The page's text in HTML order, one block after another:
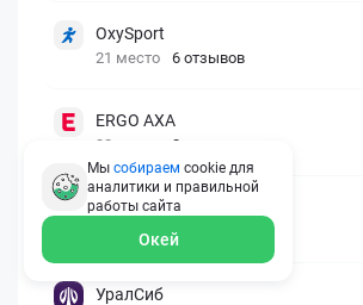
OxySport
21 место 6 отзывов
ERGO AXA
22 место 2 отзыва
Oxy Travel Premium
23 место 1 отзыв
УралСиб
Мы собираем cookie для
аналитики и правильной
работы сайта
Окей